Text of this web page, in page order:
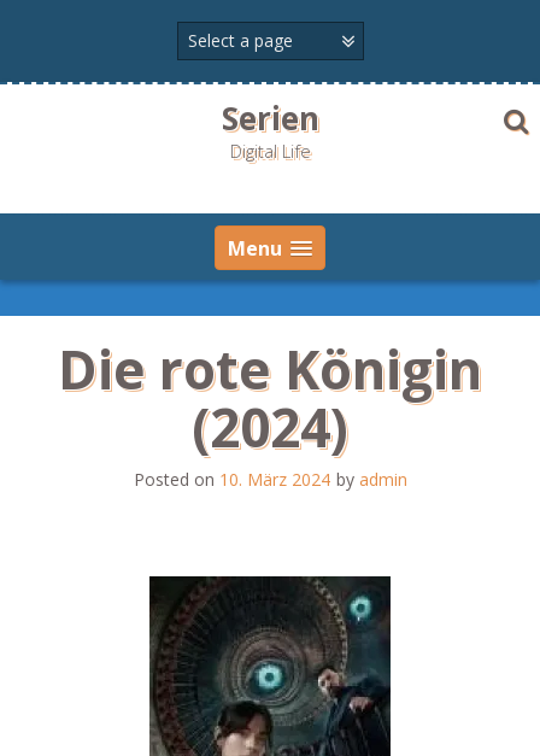
Serien
Digital Life
Menu
Die rote Königin
(2024)
Posted on 10. März 2024 by admin